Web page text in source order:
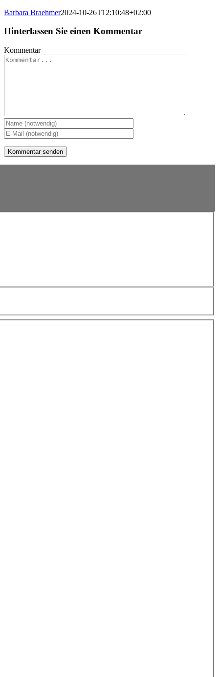
Barbara Braehmer2024-10-26T12:10:48+02:00
Hinterlassen Sie einen Kommentar
Kommentar